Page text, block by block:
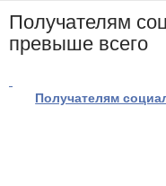
Получателям
превыше всего
Получателям